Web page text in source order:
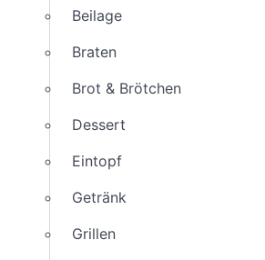
Beilage
Braten
Brot & Brötchen
Dessert
Eintopf
Getränk
Grillen